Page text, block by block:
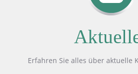
Erfahren Sie alles über aktuelle